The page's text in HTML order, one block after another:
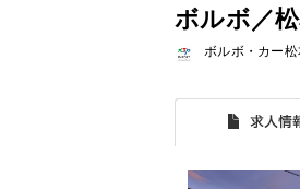
ボルボ／
ボルボ・カー松